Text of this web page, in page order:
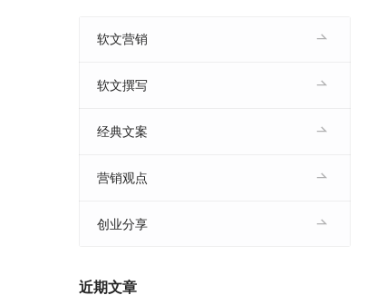
软文营销
软文撰写
经典文案
营销观点
创业分享
近期文章